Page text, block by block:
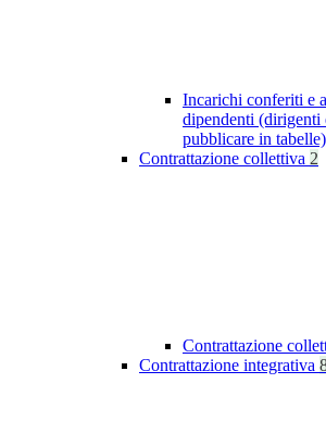
Incarichi conferiti e
dipendenti (dirigenti
pubblicare in tabelle)
Contrattazione collettiva 2
Contrattazione
Contrattazione integrativa